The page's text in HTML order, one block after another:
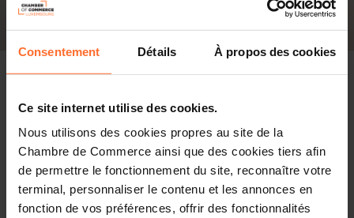
Consentement Détails À propos des cookies
Ce site internet utilise des cookies.
Nous utilisons des cookies propres au site de la
Chambre de Commerce ainsi que des cookies tiers afin
de permettre le fonctionnement du site, reconnaître votre
terminal, personnaliser le contenu et les annonces en
fonction de vos préférences, offrir des fonctionnalités
Affaires économiques
PDF, 815.9 KB